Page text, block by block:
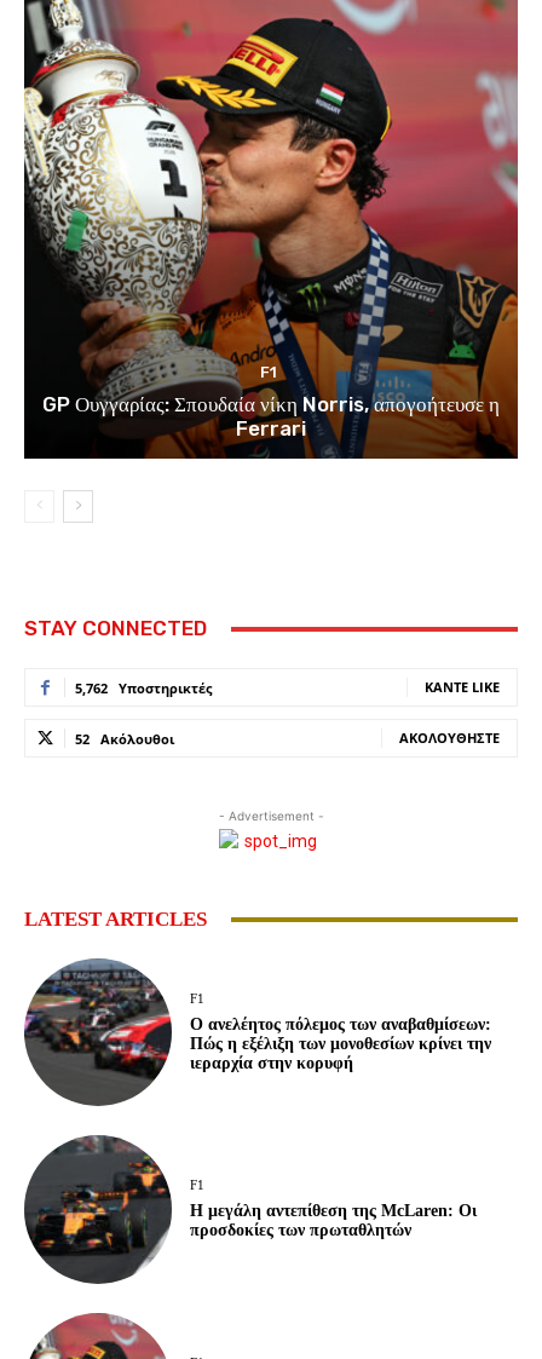
F1
GP Ουγγαρίας: Σπουδαία νίκη Norris, απογοήτευσε η
Ferrari
STAY CONNECTED
5,762 Υποστηρικτές ΚΆΝΤΕ LIKE
52 Ακόλουθοι ΑΚΟΛΟΥΘΉΣΤΕ
- Advertisement -
LATEST ARTICLES
F1
Ο ανελέητος πόλεμος των αναβαθμίσεων:
Πώς η εξέλιξη των μονοθεσίων κρίνει την
ιεραρχία στην κορυφή
F1
Η μεγάλη αντεπίθεση της McLaren: Οι
προσδοκίες των πρωταθλητών